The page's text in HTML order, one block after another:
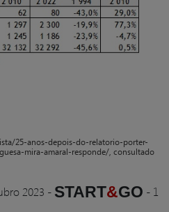
25-anos-depois-do-relatorio-porter-
mira-amaral-responde/, consultado
2023 - START&GO - 1